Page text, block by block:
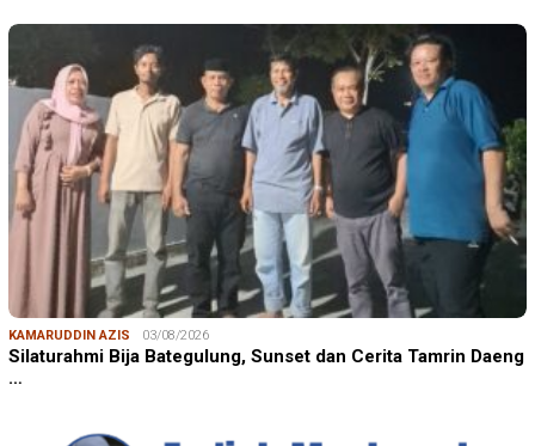
KAMARUDDIN AZIS 03/08/2026
Silaturahmi Bija Bategulung, Sunset dan Cerita Tamrin Daeng
…